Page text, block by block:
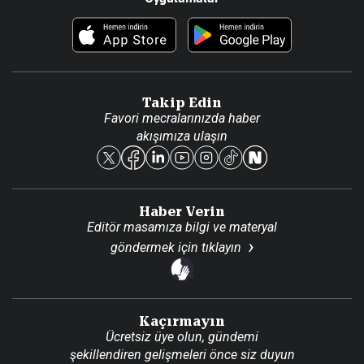
Foto Haber
Künye
Reklam Ver
Takip Edin
Favori mecralarınızda haber
akışımıza ulaşın
Haber Verin
Editör masamıza bilgi ve materyal
göndermek için tıklayın
Kaçırmayın
Ücretsiz üye olun, gündemi
şekillendiren gelişmeleri önce siz duyun